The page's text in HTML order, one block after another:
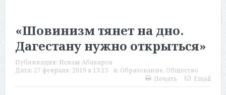
«Шовинизм тянет на дно.
Дагестану нужно открыться»
Публикация: Ислам Абакаров
Дата: 27 февраля, 2019 в 13:15 в: Образование, Общество
Печать
Email